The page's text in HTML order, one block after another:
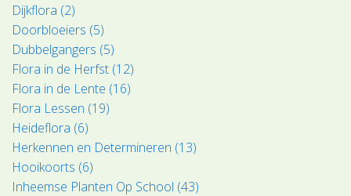
Dijkflora (2)
Doorbloeiers (5)
Dubbelgangers (5)
Flora in de Herfst (12)
Flora in de Lente (16)
Flora Lessen (19)
Heideflora (6)
Herkennen en Determineren (13)
Hooikoorts (6)
Inheemse Planten Op School (43)